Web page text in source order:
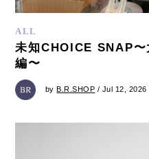
ALL
未知CHOICE SNAP〜
編〜
byB.R.SHOP / Jul 12, 2026